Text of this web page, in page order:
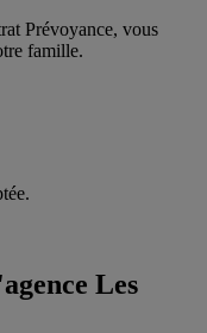
Prévoyance, vous
famille.
Les